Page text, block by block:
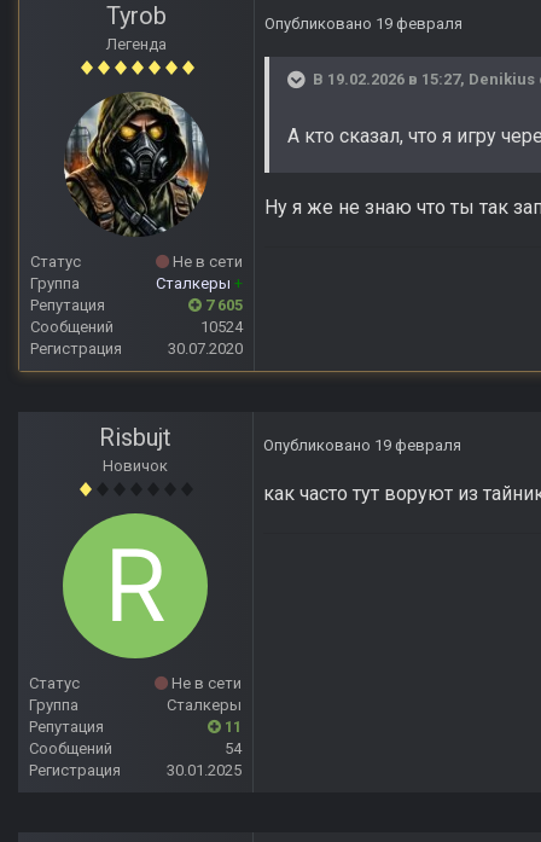
Tyrob
Легенда
Статус
Не в сети
Группа
Сталкеры +
Репутация
7 605
Сообщений
10524
Регистрация
30.07.2020
Опубликовано 19 февраля
В 19.02.2026 в 15:27, Denikius
А кто сказал, что я игру
Ну я же не знаю что ты так
Risbujt
Новичок
Статус
Не в сети
Группа
Сталкеры
Репутация
11
Сообщений
54
Регистрация
30.01.2025
Опубликовано 19 февраля
как часто тут воруют из